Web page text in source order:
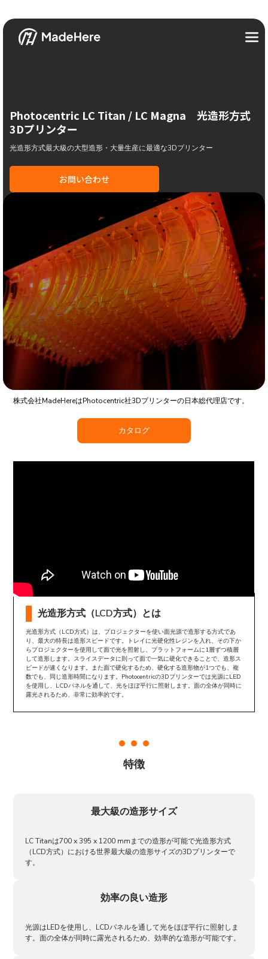
Photocentric LC Titan / LC Magna
光造形方式
3Dプリンター
光造形方式最大級の大型造形・大量生産に最適な3Dプリンター
お問い合わせ
光造形方式3Dプリンター
Photocentric LC Titan/LC Magna
Photocentric社「LC Titan」は、700 x 395 x 1200 mmの造形を実現す
る、光造形方式(LCD)において最大規模の造形サイズを誇る3Dプリンター
です。「LC Titan」「LC Magna」は特許取得済みのLCDスクリーンを光源
とした技術で、広いエリアを高解像度で均一に照射し材料を硬化させ、1時
間あたり最大高さ16 mmの速い造形速度で大量生産を可能にします。
株式会社MadeHereはPhotocentric社3Dプリンターの日本総代理店です。
カタログ
光造形方式（LCD方式）とは
光造形方式（LCD方式）は、プロジェクターを使い面光源で造形する方式であ
り、最大の特長は造形スピードです。トレイに光硬化性レジンを入れ、その下か
らプロジェクターを使用して面で光を照射し、プラットフォームに1層ずつ積層
して造形します。スライスデータに則って面で一気に硬化できることで、造形ス
ピードが速くなります。また面で硬化するため、硬化する造形物が1つでも、複
数でも、同じ造形時間になります。Photocentricの3Dプリンターでは光源にLED
を使用し、LCDパネルを通して、光をほぼ平行に照射します。面の全体が同時に
露光されるため、非常に効率的です。
  
特徴
最大級の造形サイズ
LC Titanは700 x 395 x 1200 mmまでの造形が可能で光造形方式
（LCD方式）における世界最大級の造形サイズの3Dプリンターで
す。
効率の良い造形
光源はLEDを使用し、LCDパネルを通して光をほぼ平行に照射しま
す。面の全体が同時に露光されるため、効率的な造形が可能です。